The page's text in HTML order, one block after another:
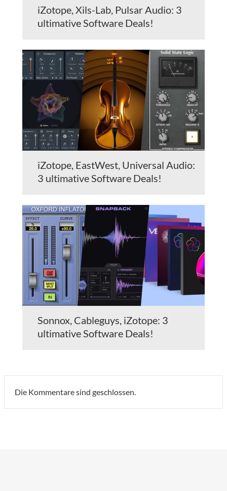
iZotope, Xils-Lab, Pulsar Audio: 3
ultimative Software Deals!
iZotope, EastWest, Universal Audio:
3 ultimative Software Deals!
Sonnox, Cableguys, iZotope: 3
ultimative Software Deals!
Die Kommentare sind geschlossen.